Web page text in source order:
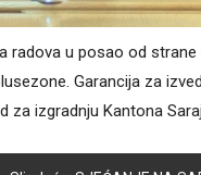
radova u posao od
Garancija za
za izgradnju Kantona